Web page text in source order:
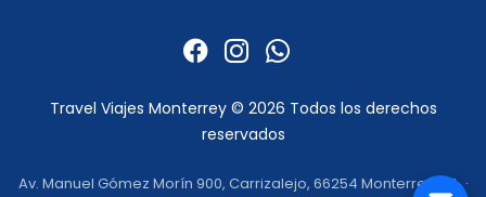
Travel Viajes Monterrey © 2026 Todos los derechos
reservados
Av. Manuel Gómez Morín 900, Carrizalejo, 66254 Monterrey, N.L. ·